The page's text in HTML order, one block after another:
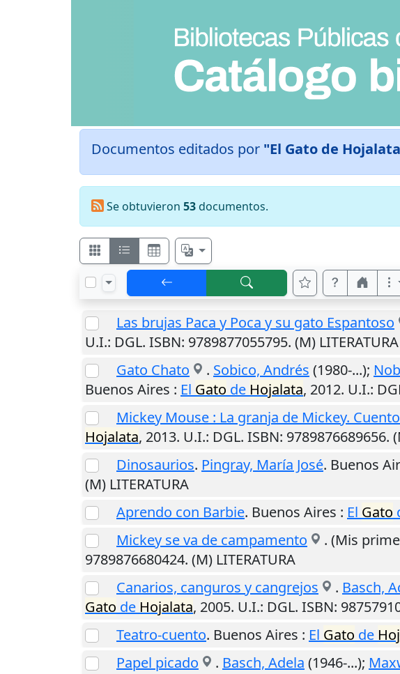
Documentos editados por "El Gato de
Se obtuvieron 53documentos.
Las brujas Paca y Poca y su gato Espantoso
U.I.: DGL. ISBN: 9789877055795. (M) LITERATURA
Gato Chato
. Sobico, Andrés (1980-...);
Buenos Aires : El Gato de Hojalata, 2012. U.I.:
Mickey Mouse : La granja de Mickey.
Hojalata, 2013. U.I.: DGL. ISBN: 9789876689656.
Dinosaurios. Pingray, María José. Buenos
(M) LITERATURA
Aprendo con Barbie. Buenos Aires : El Gato
Mickey se va de campamento
. (Mis
9789876680424. (M) LITERATURA
Canarios, canguros y cangrejos
. Basch,
Gato de Hojalata, 2005. U.I.: DGL. ISBN:
Teatro-cuento. Buenos Aires : El Gato de
Papel picado
. Basch, Adela (1946-...);